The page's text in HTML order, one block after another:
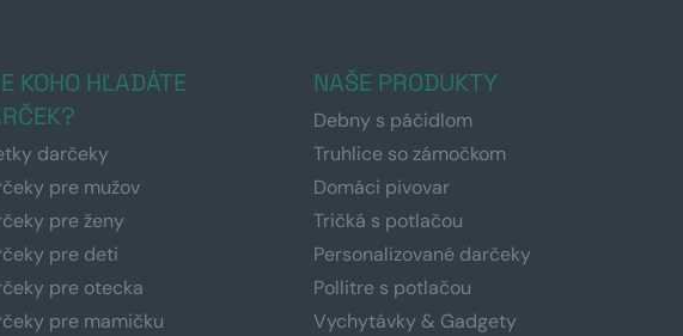
KOHO HĽADÁTE
darčeky
pre mužov
pre ženy
pre deti
pre otecka
pre mamičku
NAŠE PRODUKTY
Debny s páčidlom
Truhlice so zámočkom
Domáci pivovar
Tričká s potlačou
Personalizované darčeky
Pollitre s potlačou
Vychytávky & Gadgety